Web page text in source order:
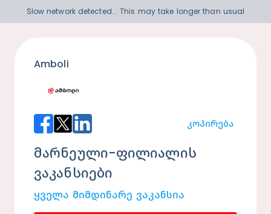
Slow network detected... This may take longer than usual
Amboli
Კოპირება
მარნეული-ფილიალის
ვაკანსიები
Ყველა Მიმდინარე Ვაკანსია